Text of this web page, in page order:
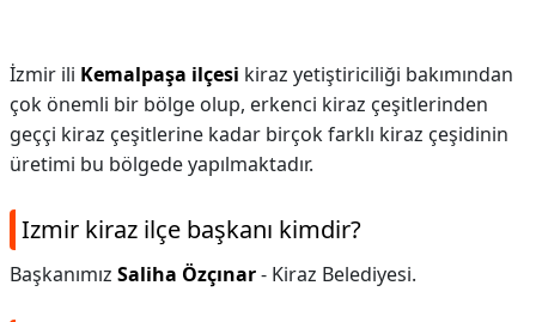
İzmir ili Kemalpaşa ilçesi kiraz yetiştiriciliği bakımından
çok önemli bir bölge olup, erkenci kiraz çeşitlerinden
geççi kiraz çeşitlerine kadar birçok farklı kiraz çeşidinin
üretimi bu bölgede yapılmaktadır.
Izmir kiraz ilçe başkanı kimdir?
Başkanımız Saliha Özçınar- Kiraz Belediyesi.